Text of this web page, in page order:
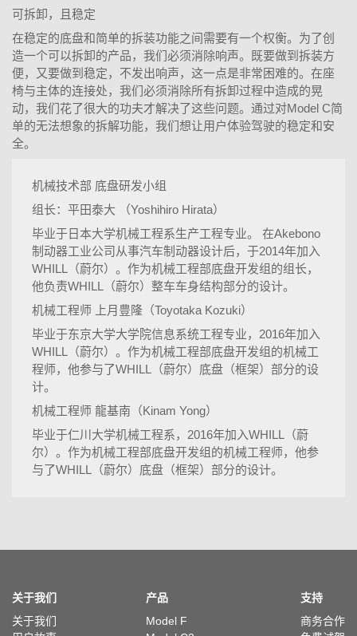
可拆卸，且稳定
在稳定的底盘和简单的拆装功能之间需要有一个权衡。为了创
造一个可以拆卸的产品，我们必须消除响声。既要做到拆装方
便，又要做到稳定，不发出响声，这一点是非常困难的。在座
椅与主体的连接处，我们必须消除所有拆卸过程中造成的晃
动，我们花了很大的功夫才解决了这些问题。通过对Model C简
单的无法想象的拆解功能，我们想让用户体验驾驶的稳定和安
全。
机械技术部 底盘研发小组
组长：平田泰大 （Yoshihiro Hirata）
毕业于日本大学机械工程系生产工程专业。 在Akebono
制动器工业公司从事汽车制动器设计后，于2014年加入
WHILL（蔚尔）。作为机械工程部底盘开发组的组长，
他负责WHILL（蔚尔）整车车身结构部分的设计。
机械工程师 上月豊隆（Toyotaka Kozuki）
毕业于东京大学大学院信息系统工程专业，2016年加入
WHILL（蔚尔）。作为机械工程部底盘开发组的机械工
程师，他参与了WHILL（蔚尔）底盘（框架）部分的设
计。
机械工程师 龍基南（Kinam Yong）
毕业于仁川大学机械工程系，2016年加入WHILL（蔚
尔）。作为机械工程部底盘开发组的机械工程师，他参
与了WHILL（蔚尔）底盘（框架）部分的设计。
关于我们
关于我们
产品
Model F
支持
商务合作